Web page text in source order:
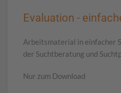
Evaluation -
Arbeitsmaterial in einfacher
der Suchtberatung und
Nur zum Download